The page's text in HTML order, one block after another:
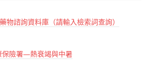
物諮詢資料庫（請輸入檢索詞查詢）
保險署—熱衰竭與中暑